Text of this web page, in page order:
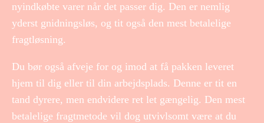
nyindkøbte varer når det passer dig. Den er nemlig
yderst gnidningsløs, og tit også den mest betalelige
fragtløsning.
Du bør også afveje for og imod at få pakken leveret
hjem til dig eller til din arbejdsplads. Denne er tit en
tand dyrere, men endvidere ret let gængelig. Den mest
betalelige fragtmetode vil dog utvivlsomt være at du